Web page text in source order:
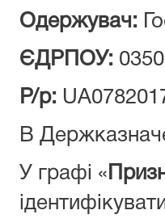
Одержувач:
ЄДРПОУ:
Р/р:
В
У графі «